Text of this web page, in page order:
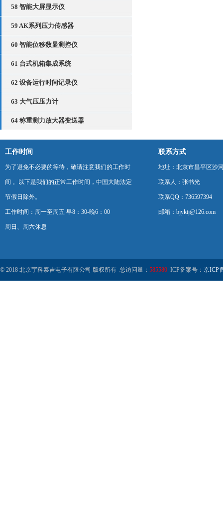
58 智能大屏显示仪
59 AK系列压力传感器
60 智能位移数显测控仪
61 台式机箱集成系统
62 设备运行时间记录仪
63 大气压压力计
64 称重测力放大器变送器
工作时间
为了避免不必要的等待，敬请注意我们的工作时
间 。以下是我们的正常工作时间，中国大陆法定
节假日除外。
工作时间：周一至周五 早8：30-晚6：00
周日、周六休息
联系方式
地址：北京市昌平区沙
联系人：张书光
联系QQ：736597394
邮箱：bjyktj@126.com
© 2018 北京宇科泰吉电子有限公司 版权所有 总访问量： 585580 ICP备案号： 京ICP